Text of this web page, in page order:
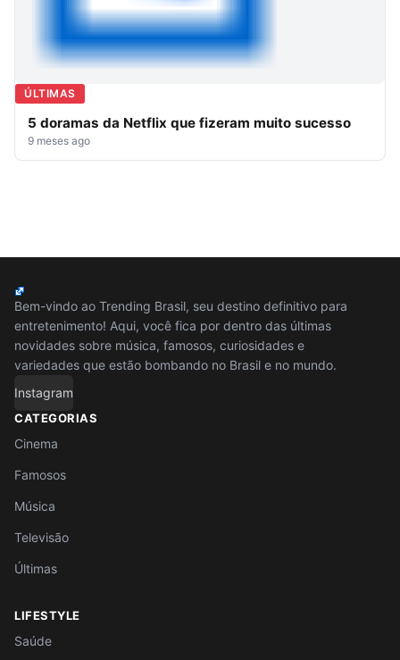
ÚLTIMAS
5 doramas da Netflix que fizeram muito sucesso
9 meses ago
Bem-vindo ao Trending Brasil, seu destino definitivo para
entretenimento! Aqui, você fica por dentro das últimas
novidades sobre música, famosos, curiosidades e
variedades que estão bombando no Brasil e no mundo.
Instagram
CATEGORIAS
Cinema
Famosos
Música
Televisão
Últimas
LIFESTYLE
Saúde